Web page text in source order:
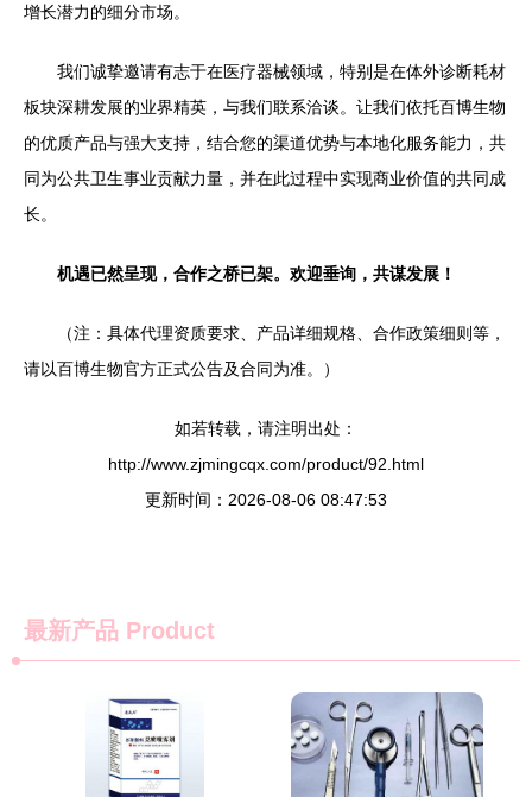
增长潜力的细分市场。
我们诚挚邀请有志于在医疗器械领域，特别是在体外诊断耗材
板块深耕发展的业界精英，与我们联系洽谈。让我们依托百博生物
的优质产品与强大支持，结合您的渠道优势与本地化服务能力，共
同为公共卫生事业贡献力量，并在此过程中实现商业价值的共同成
长。
机遇已然呈现，合作之桥已架。欢迎垂询，共谋发展！
（注：具体代理资质要求、产品详细规格、合作政策细则等，
请以百博生物官方正式公告及合同为准。）
如若转载，请注明出处：
http://www.zjmingcqx.com/product/92.html
更新时间：2026-08-06 08:47:53
最新产品 Product